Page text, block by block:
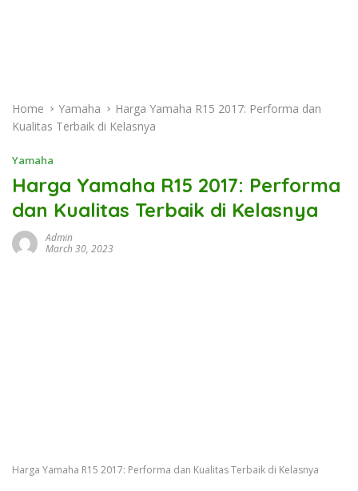
Home Yamaha
Harga Yamaha R15 2017: Performa dan
Kualitas Terbaik di Kelasnya
Yamaha
Harga Yamaha R15 2017: Performa
dan Kualitas Terbaik di Kelasnya
Admin
March 30, 2023
Harga Yamaha R15 2017: Performa dan Kualitas Terbaik di Kelasnya